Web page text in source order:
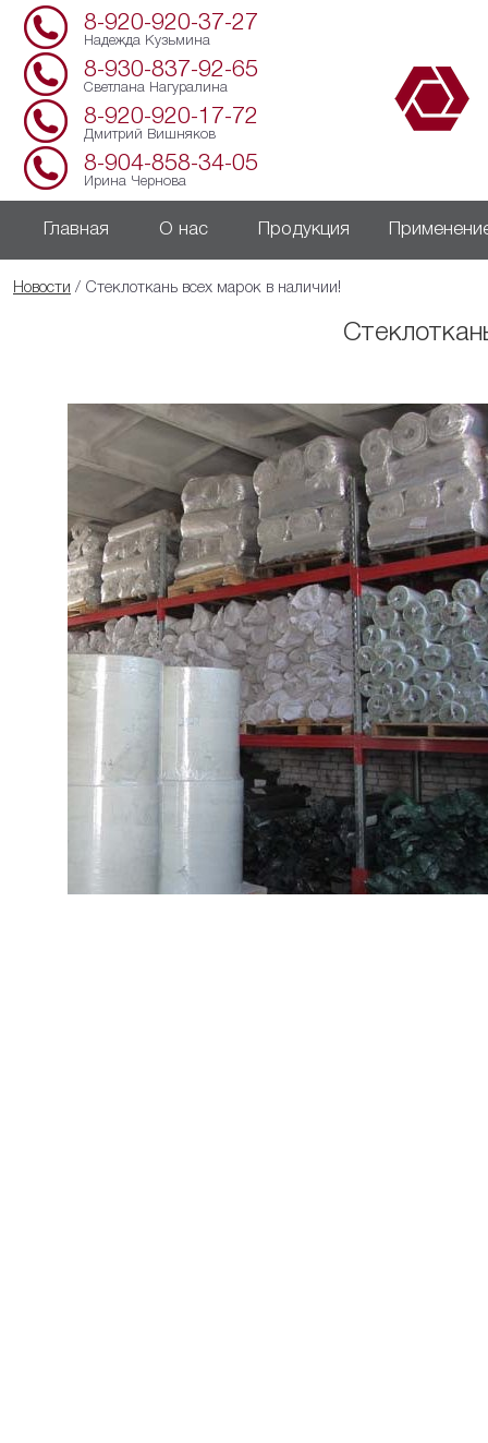
8-920-920-37-27
Надежда Кузьмина
8-930-837-92-65
Светлана Нагуралина
8-920-920-17-72
Дмитрий Вишняков
8-904-858-34-05
Ирина Чернова
Главная О нас Продукция
Новости / Стеклоткань всех марок в наличии!